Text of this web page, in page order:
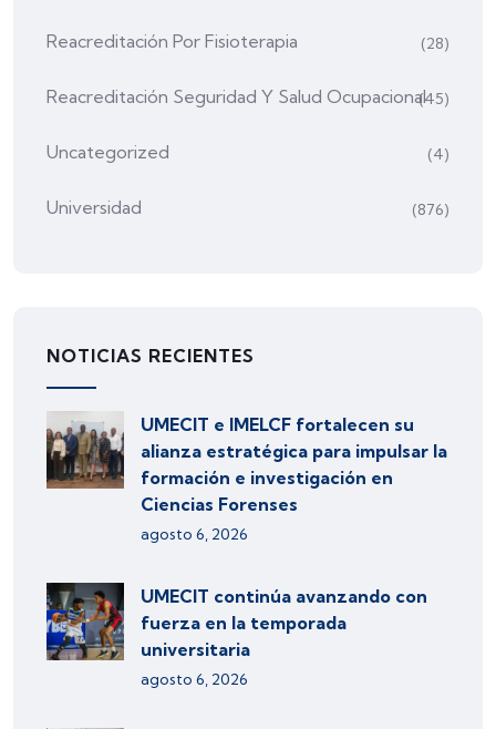
Reacreditación Por Fisioterapia (28)
Reacreditación Seguridad Y Salud Ocupacional(45)
Uncategorized (4)
Universidad (876)
NOTICIAS RECIENTES
UMECIT e IMELCF fortalecen su
alianza estratégica para impulsar la
formación e investigación en
Ciencias Forenses
agosto 6, 2026
UMECIT continúa avanzando con
fuerza en la temporada
universitaria
agosto 6, 2026